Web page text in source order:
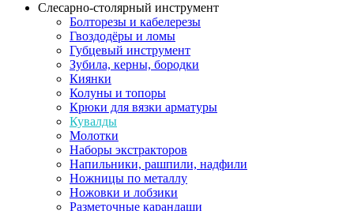
Слесарно-столярный инструмент
Болторезы и кабелерезы
Гвоздодёры и ломы
Губцевый инструмент
Зубила, керны, бородки
Киянки
Колуны и топоры
Крюки для вязки арматуры
Кувалды
Молотки
Наборы экстракторов
Напильники, рашпили, надфили
Ножницы по металлу
Ножовки и лобзики
Разметочные карандаши